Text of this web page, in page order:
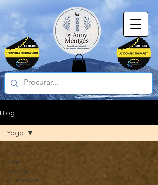
Blog
Posts
que
vão te
interessar
Yoga